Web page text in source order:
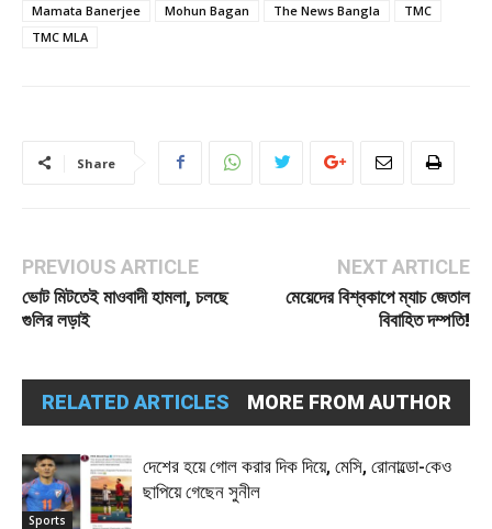
Mamata Banerjee
Mohun Bagan The News Bangla
TMC
TMC MLA
Share
PREVIOUS ARTICLE
ভোট মিটতেই মাওবাদী হামলা, চলছে
গুলির লড়াই
NEXT ARTICLE
মেয়েদের বিশ্বকাপে ম্যাচ জেতাল
বিবাহিত দম্পতি!
RELATED ARTICLES MORE FROM AUTHOR
Sports
দেশের হয়ে গোল করার দিক দিয়ে, মেসি, রোনাল্ডো-কেও
ছাপিয়ে গেছেন সুনীল